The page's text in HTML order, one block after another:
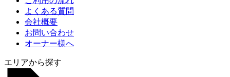
よくある質問
会社概要
お問い合わせ
オーナー様へ
エリアから探す